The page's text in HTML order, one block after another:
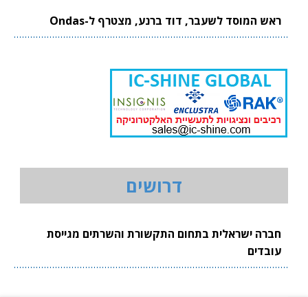
ראש המוסד לשעבר, דוד ברנע, מצטרף ל-Ondas
דרושים
חברה ישראלית בתחום התקשורת והשרתים מגייסת
עובדים